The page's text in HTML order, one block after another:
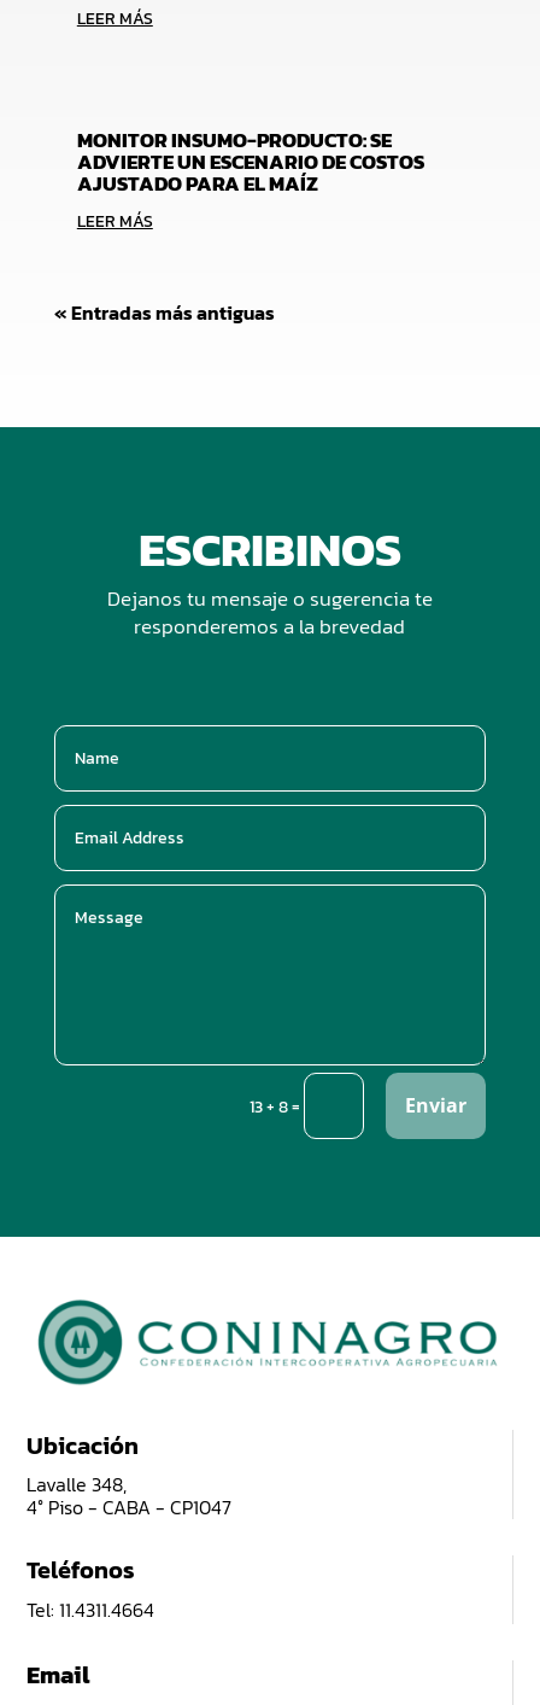
LEER MÁS
MONITOR INSUMO-PRODUCTO: SE
ADVIERTE UN ESCENARIO DE COSTOS
AJUSTADO PARA EL MAÍZ
LEER MÁS
« Entradas más antiguas
ESCRIBINOS
Dejanos tu mensaje o sugerencia te
responderemos a la brevedad
13 + 8= Enviar
Ubicación
Lavalle 348,
4° Piso - CABA - CP1047
Teléfonos
Tel: 11.4311.4664
Email